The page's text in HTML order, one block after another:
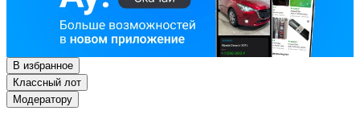
В избранное
Классный лот
Модератору